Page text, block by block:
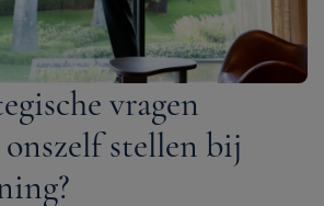
vragen
stellen bij